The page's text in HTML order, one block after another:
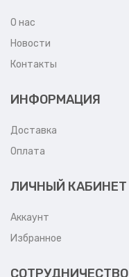
О нас
Новости
Контакты
ИНФОРМАЦИЯ
Доставка
Оплата
ЛИЧНЫЙ КАБИНЕТ
Аккаунт
Избранное
СОТРУДНИЧЕСТВО